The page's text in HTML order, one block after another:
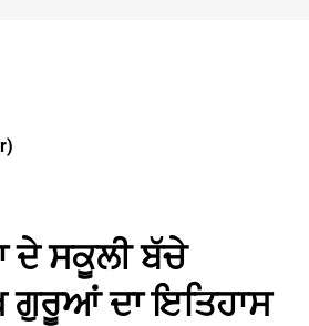
ਦੇ ਸਕੂਲੀ ਬੱਚੇ
ਗੁਰੂਆਂ ਦਾ ਇਤਿਹਾਸ